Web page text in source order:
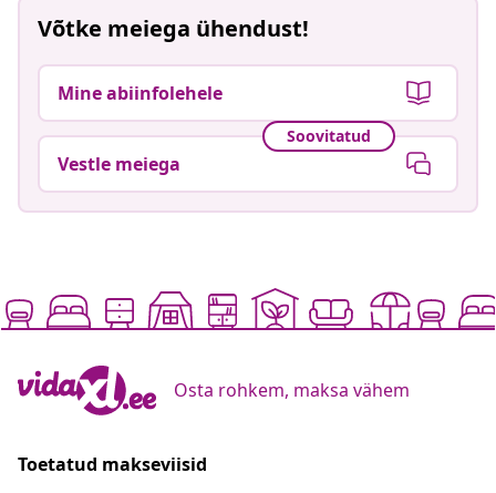
Võtke meiega ühendust!
Mine abiinfolehele
Soovitatud
Vestle meiega
Osta rohkem, maksa vähem
Toetatud makseviisid